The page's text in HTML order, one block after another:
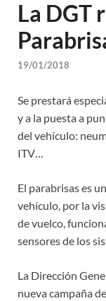
La DGT
19/01/2018
Se prestará
y a la puesta a
del vehículo:
ITV…
El parabrisas es
vehículo, por la
de vuelco,
sensores de los
La Dirección
nueva campaña